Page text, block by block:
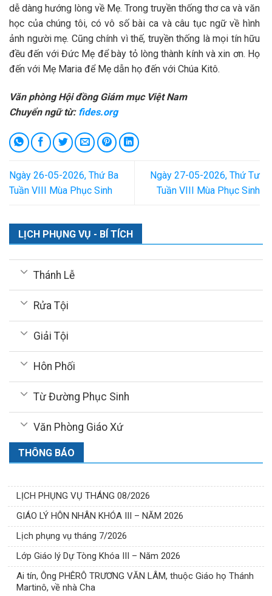
dễ dàng hướng lòng về Mẹ. Trong truyền thống thơ ca và văn
học của chúng tôi, có vô số bài ca và câu tục ngữ về hình
ảnh người mẹ. Cũng chính vì thế, truyền thống là mọi tín hữu
đều đến với Đức Mẹ để bày tỏ lòng thành kính và xin ơn. Họ
đến với Mẹ Maria để Mẹ dẫn họ đến với Chúa Kitô.
Văn phòng Hội đồng Giám mục Việt Nam
Chuyển ngữ từ: fides.org
Ngày 26-05-2026, Thứ Ba
Tuần VIII Mùa Phục Sinh
Ngày 27-05-2026, Thứ Tư
Tuần VIII Mùa Phục Sinh
LỊCH PHỤNG VỤ - BÍ TÍCH
Thánh Lễ
Rửa Tội
Giải Tội
Hôn Phối
Từ Đường Phục Sinh
Văn Phòng Giáo Xứ
THÔNG BÁO
LỊCH PHỤNG VỤ THÁNG 08/2026
GIÁO LÝ HÔN NHÂN KHÓA III – NĂM 2026
Lịch phụng vụ tháng 7/2026
Lớp Giáo lý Dự Tòng Khóa III – Năm 2026
Ai tín, Ông PHÊRÔ TRƯƠNG VĂN LÂM, thuộc Giáo họ Thánh
Martinô, về nhà Cha